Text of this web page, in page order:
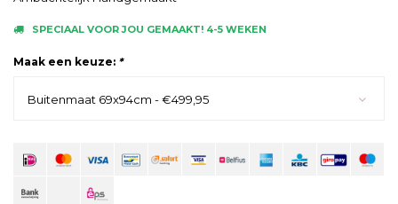
SPECIAAL VOOR JOU GEMAAKT! 4-5 WEKEN
Maak een keuze: *
Buitenmaat 69x94cm - €499,95